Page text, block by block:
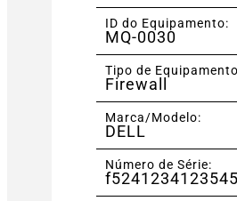
ID do Equipamento:
MQ-0030
Tipo de
Firewall
Marca/Modelo:
DELL
Número de Série: